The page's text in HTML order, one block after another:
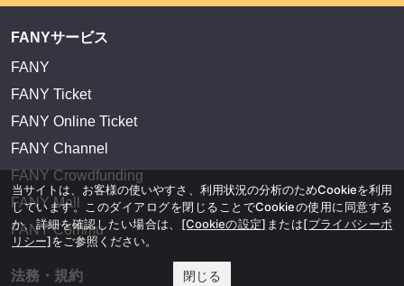
FANYサービス
FANY
FANY Ticket
FANY Online Ticket
FANY Channel
FANY Crowdfunding
FANY Mall
FANY Commu
法務・規約
当サイトは、お客様の使いやすさ、利用状況の分析のためCookieを利用
しています。このダイアログを閉じることでCookieの使用に同意する
か、詳細を確認したい場合は、 [Cookieの設定] または[プライバシーポ
リシー]をご参照ください。
閉じる